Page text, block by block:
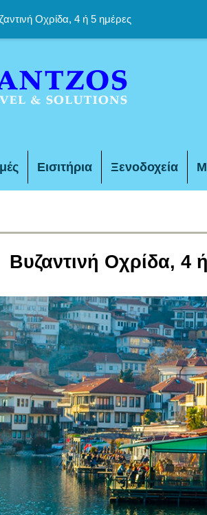
Εισιτήρια Ξενοδοχεία
Βυζαντινή Οχρίδα, 4
Οχρίδα, 4 ή 5 ημέρες